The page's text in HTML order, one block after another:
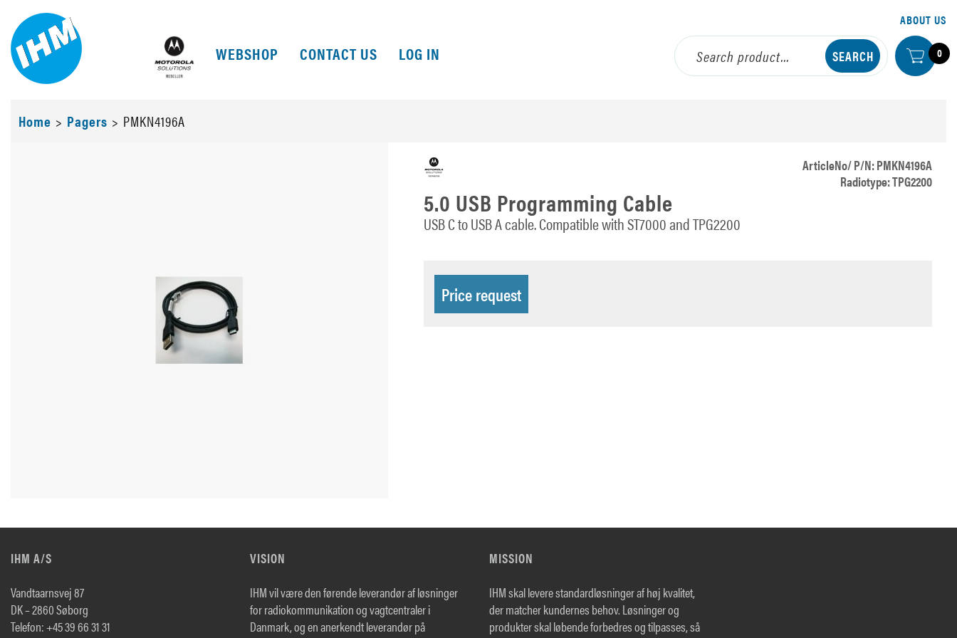
WEBSHOP CONTACT US LOG IN
ABOUT US
0
Home > Pagers > PMKN4196A
ArticleNo/ P/N: PMKN4196A
Radiotype: TPG2200
5.0 USB Programming Cable
USB C to USB A cable. Compatible with ST7000 and TPG2200
Price request
IHM A/S
Vandtaarnsvej 87
DK – 2860 Søborg
Telefon: +45 39 66 31 31
VISION
IHM vil være den førende leverandør af løsninger
for radiokommunikation og vagtcentraler i
Danmark, og en anerkendt leverandør på
MISSION
IHM skal levere standardløsninger af høj kvalitet,
der matcher kundernes behov. Løsninger og
produkter skal løbende forbedres og tilpasses, så